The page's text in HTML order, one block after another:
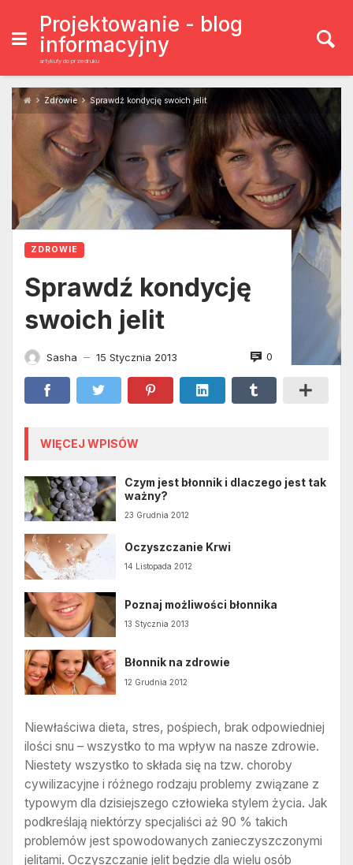
content
Projektowanie - blog
informacyjny
artykuły do przedruku
Zdrowie Sprawdź kondycję swoich jelit
ZDROWIE
Sprawdź kondycję
swoich jelit
Sasha — 15 Stycznia 2013 0
WIĘCEJ WPISÓW
Czym jest błonnik i dlaczego jest tak
ważny?
23 Grudnia 2012
Oczyszczanie Krwi
14 Listopada 2012
Poznaj możliwości błonnika
13 Stycznia 2013
Błonnik na zdrowie
12 Grudnia 2012
Niewłaściwa dieta, stres, pośpiech, brak odpowiedniej
ilości snu – wszystko to ma wpływ na nasze zdrowie.
Niestety wszystko to składa się na tzw. choroby
cywilizacyjne i różnego rodzaju problemy związane z
typowym dla dzisiejszego człowieka stylem życia. Jak
podkreślają niektórzy specjaliści aż 90 % takich
problemów jest spowodowanych zanieczyszczonymi
jelitami. Oczyszczanie jelit będzie dla wielu osób